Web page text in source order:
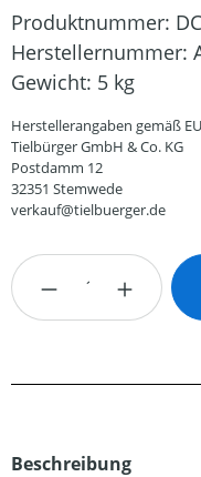
Produktnummer:
Herstellernummer:
Gewicht: 5 kg
Herstellerangaben gemäß
Tielbürger GmbH & Co. KG
Postdamm 12
32351 Stemwede
verkauf@tielbuerger.de
Produkt
Beschreibung